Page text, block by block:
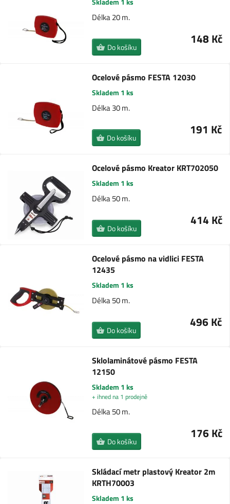
Délka 20 m.
148 Kč
Do košíku
Ocelové pásmo FESTA 12030
Skladem 1 ks
Délka 30 m.
191 Kč
Do košíku
Ocelové pásmo Kreator KRT702050
Skladem 1 ks
Délka 50 m.
414 Kč
Do košíku
Ocelové pásmo na vidlici FESTA
12435
Skladem 1 ks
Délka 50 m.
496 Kč
Do košíku
Sklolaminátové pásmo FESTA
12150
Skladem 1 ks
+ ihned na 1 prodejně
Délka 50 m.
176 Kč
Do košíku
Skládací metr plastový Kreator 2m
KRTH70003
Skladem 1 ks